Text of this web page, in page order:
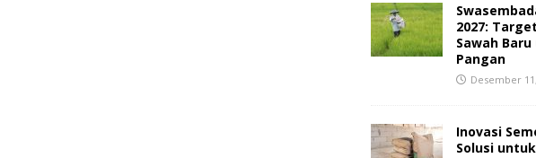
2027:
Sawah
Pangan
Desember
Inovasi
Solusi